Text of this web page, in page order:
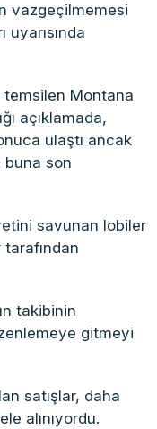
vazgeçilmemesi
temsilen Montana
açıklamada,
ulaştı ancak
buna son
savunan lobiler
takibinin
gitmeyi
satışlar, daha
alınıyordu.